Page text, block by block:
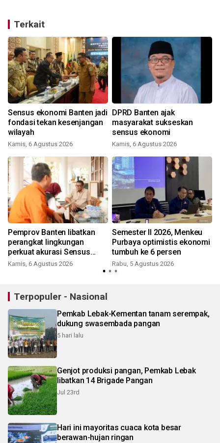
Terkait
Sensus ekonomi Banten jadi
fondasi tekan kesenjangan
wilayah
Kamis, 6 Agustus 2026
DPRD Banten ajak
masyarakat sukseskan
sensus ekonomi
Kamis, 6 Agustus 2026
Pemprov Banten libatkan
perangkat lingkungan
perkuat akurasi Sensus
Ekonomi
Kamis, 6 Agustus 2026
Semester II 2026, Menkeu
Purbaya optimistis ekonomi
tumbuh ke 6 persen
Rabu, 5 Agustus 2026
Terpopuler - Nasional
Pemkab Lebak-Kementan tanam serempak,
dukung swasembada pangan
5 hari lalu
Genjot produksi pangan, Pemkab Lebak
libatkan 14 Brigade Pangan
Jul 23rd
Hari ini mayoritas cuaca kota besar
berawan-hujan ringan